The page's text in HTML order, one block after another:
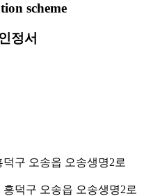
scheme
정서
구 오송읍 오송생명2로
덕구 오송읍 오송생명2로